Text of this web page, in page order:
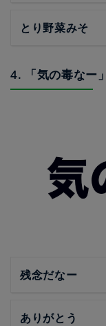
とり野菜みそ
4. 「気の毒なー
残念だなー
ありがとう